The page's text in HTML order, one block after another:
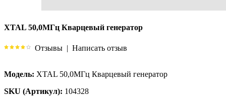
XTAL 50,0МГц Кварцевый генератор
Отзывы | Написать отзыв
Модель: XTAL 50,0МГц Кварцевый генератор
SKU (Артикул): 104328